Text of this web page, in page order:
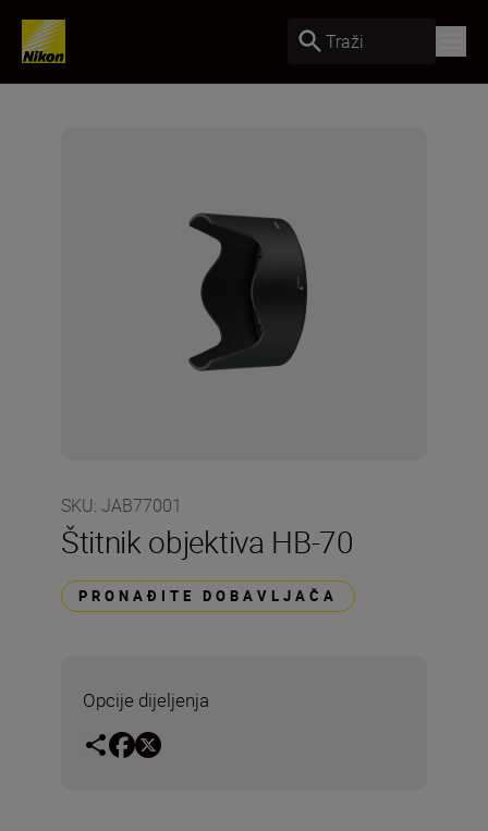
Traži
SKU: JAB77001
Štitnik objektiva HB-70
PRONAĐITE DOBAVLJAČA
Opcije dijeljenja